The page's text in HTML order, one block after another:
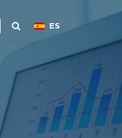
ES